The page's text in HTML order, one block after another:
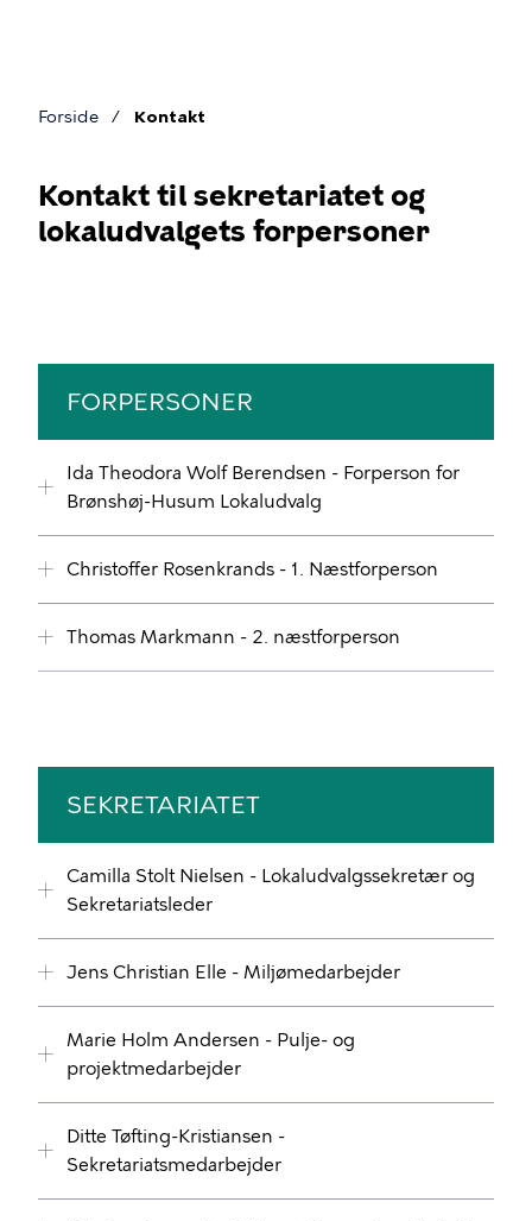
Forside Kontakt
Kontakt til sekretariatet og
lokaludvalgets forpersoner
FORPERSONER
Ida Theodora Wolf Berendsen - Forperson for
Brønshøj-Husum Lokaludvalg
Christoffer Rosenkrands - 1. Næstforperson
Thomas Markmann - 2. næstforperson
SEKRETARIATET
Camilla Stolt Nielsen - Lokaludvalgssekretær og
Sekretariatsleder
Jens Christian Elle - Miljømedarbejder
Marie Holm Andersen - Pulje- og
projektmedarbejder
Ditte Tøfting-Kristiansen -
Sekretariatsmedarbejder